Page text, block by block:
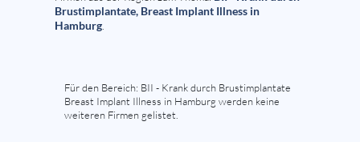
Brustimplantate, Breast Implant Illness in
Hamburg
Für den Bereich: BII - Krank durch Brustimplantate
Breast Implant Illness in Hamburg werden keine
weiteren Firmen gelistet.